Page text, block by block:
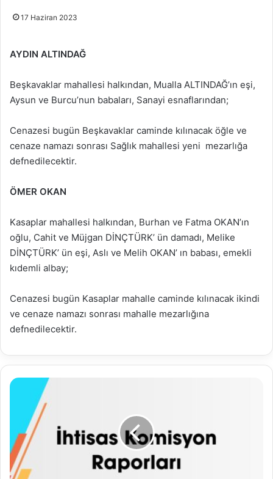
17 Haziran 2023
AYDIN ALTINDAĞ
Beşkavaklar mahallesi halkından, Mualla ALTINDAĞ’ın eşi,
Aysun ve Burcu’nun babaları, Sanayi esnaflarından;
Cenazesi bugün Beşkavaklar caminde kılınacak öğle ve
cenaze namazı sonrası Sağlık mahallesi yeni mezarlığa
defnedilecektir.
ÖMER OKAN
Kasaplar mahallesi halkından, Burhan ve Fatma OKAN’ın
oğlu, Cahit ve Müjgan DİNÇTÜRK’ ün damadı, Melike
DİNÇTÜRK’ ün eşi, Aslı ve Melih OKAN’ ın babası, emekli
kıdemli albay;
Cenazesi bugün Kasaplar mahalle caminde kılınacak ikindi
ve cenaze namazı sonrası mahalle mezarlığına
defnedilecektir.
İhtisas
Komisyon
Raporları
Haziran
2023